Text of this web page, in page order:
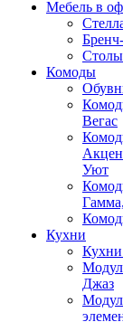
Мебель в
Комоды
Вегас
Уют
Кухни
Джаз